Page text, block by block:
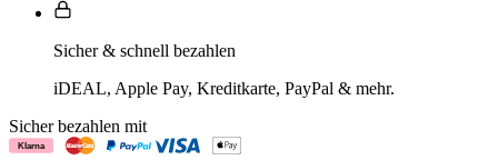
Sicher & schnell bezahlen
iDEAL, Apple Pay, Kreditkarte, PayPal & mehr.
Sicher bezahlen mit